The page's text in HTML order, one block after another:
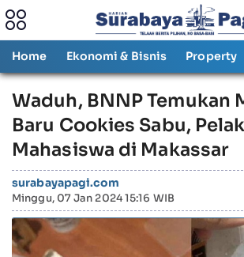
Home Ekonomi & Bisnis Property
Waduh, BNNP Temukan
Baru Cookies Sabu,
Mahasiswa di Makassar
surabayapagi.com
Minggu, 07 Jan 2024 15:16 WIB